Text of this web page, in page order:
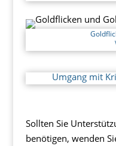
Umgang mit
Sollten Sie
benötigen, wenden